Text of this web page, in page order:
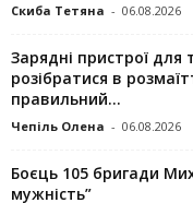
Скиба Тетяна - 06.08.2026
Зарядні пристрої для
розібратися в
правильний...
Чепіль Олена - 06.08.2026
Боєць 105 бригади
мужність”